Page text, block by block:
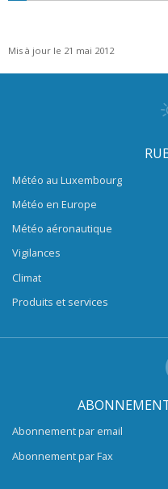
Mis à jour le 21 mai 2012
Météo au Luxembourg
Météo en Europe
Météo aéronautique
Vigilances
Climat
Produits et services
Abonnement par email
Abonnement par Fax